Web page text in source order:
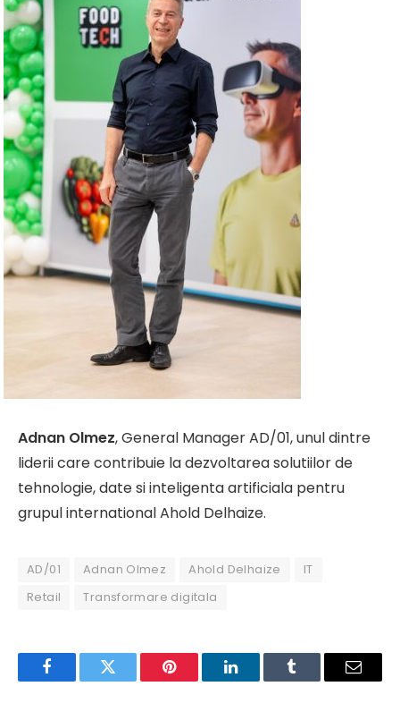
Adnan Olmez, General Manager AD/01, unul dintre
liderii care contribuie la dezvoltarea solutiilor de
tehnologie, date si inteligenta artificiala pentru
grupul international Ahold Delhaize.
AD/01 Adnan Olmez Ahold Delhaize
IT
Retail
Transformare digitala
FacebookTwitter Pinterest LinkedInTumblr Email